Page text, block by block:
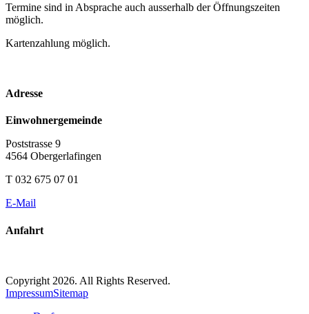
Termine sind in Absprache auch ausserhalb der Öffnungszeiten
möglich.
Kartenzahlung möglich.
Adresse
Einwohnergemeinde
Poststrasse 9
4564 Obergerlafingen
T 032 675 07 01
E-Mail
Anfahrt
Copyright 2026. All Rights Reserved.
ImpressumSitemap